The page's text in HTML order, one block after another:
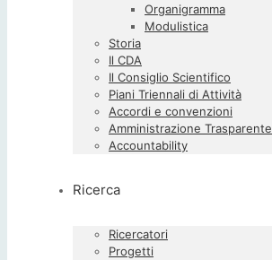
Organigramma
Modulistica
Storia
Il CDA
Il Consiglio Scientifico
Piani Triennali di Attività
Accordi e convenzioni
Amministrazione Trasparente
Accountability
Ricerca
Ricercatori
Progetti